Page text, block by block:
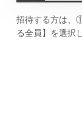
招待する方は、
る全員】を選択